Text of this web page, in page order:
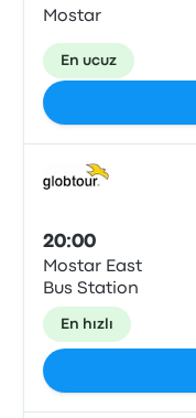
Mostar
En ucuz
20:00
Mostar East
Bus Station
En hızlı